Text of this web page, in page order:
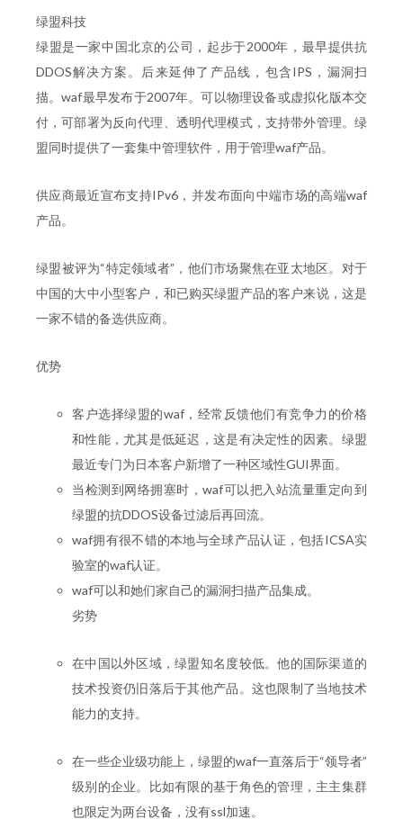
绿盟科技
绿盟是一家中国北京的公司，起步于2000年，最早提供抗
DDOS解决方案。后来延伸了产品线，包含IPS，漏洞扫
描。waf最早发布于2007年。可以物理设备或虚拟化版本交
付，可部署为反向代理、透明代理模式，支持带外管理。绿
盟同时提供了一套集中管理软件，用于管理waf产品。
供应商最近宣布支持IPv6，并发布面向中端市场的高端waf
产品。
绿盟被评为“特定领域者”，他们市场聚焦在亚太地区。对于
中国的大中小型客户，和已购买绿盟产品的客户来说，这是
一家不错的备选供应商。
优势
客户选择绿盟的waf，经常反馈他们有竞争力的价格
和性能，尤其是低延迟，这是有决定性的因素。绿盟
最近专门为日本客户新增了一种区域性GUI界面。
当检测到网络拥塞时，waf可以把入站流量重定向到
绿盟的抗DDOS设备过滤后再回流。
waf拥有很不错的本地与全球产品认证，包括ICSA实
验室的waf认证。
waf可以和她们家自己的漏洞扫描产品集成。
劣势
在中国以外区域，绿盟知名度较低。他的国际渠道的
技术投资仍旧落后于其他产品。这也限制了当地技术
能力的支持。
在一些企业级功能上，绿盟的waf一直落后于“领导者”
级别的企业。比如有限的基于角色的管理，主主集群
也限定为两台设备，没有ssl加速。